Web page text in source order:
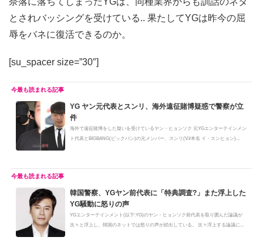
とされバッシングを受けている.. 果たしてYGは昨今の屈
辱をバネに復活できるのか。
[su_spacer size=”30″]
YG ヤン元代表とスンリ、海外遠征賭博疑惑で警察が立
件
海外で遠征賭博をした疑いを受けているヤン・ヒョンソク 元YGエンターテインメン
ト代表とBIGBANG(ビックバン)の元メンバー、スンリ(V.I/本名 イ・スンヒョン)...
韓国警察、YGヤン前代表に「特典調査?」また浮上した
YG騒動に怒りの声
YGエンターテインメント(以下:YG)のヤン・ヒョンソク前代表を取り囲んだ論議が
次々と浮上し、韓国のネットでは怒りの声が続出している。 次々浮上する論議に...